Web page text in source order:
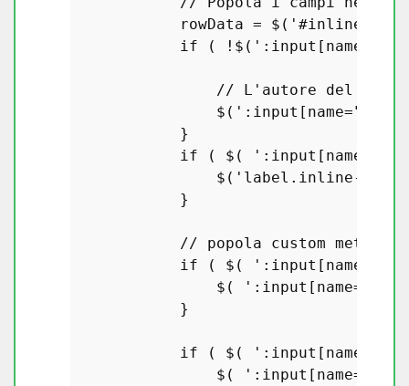
            rowData = $(
'#inline_'
if ( !$(
// L'autore del post
                $(
            }
if ( $(
                $(
'label.inline-edit-
            }
// popola custom meta
if ( $(
                $(
            }
if ( $(
                $(